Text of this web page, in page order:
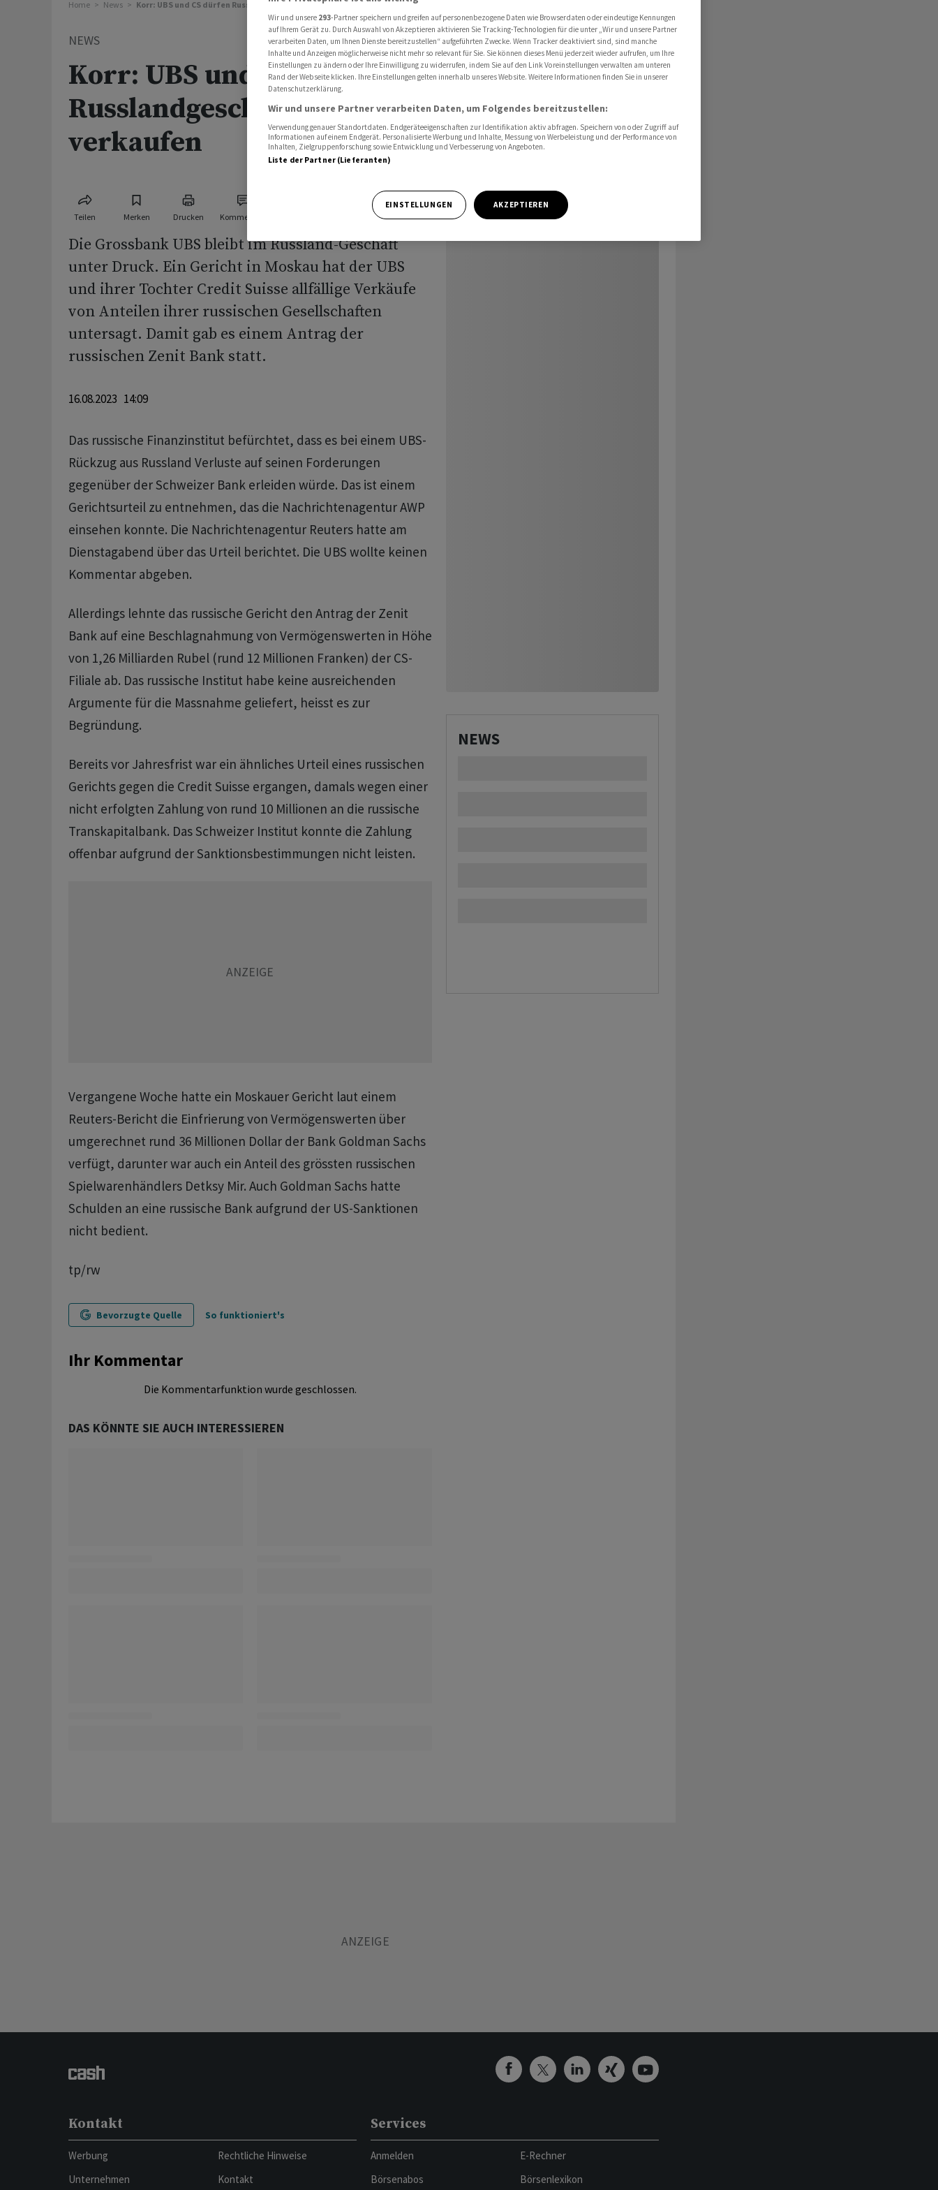
Home News Korr: UBS und CS dürfen Russlandgeschäft nicht verkaufen
NEWS
Korr: UBS und CS dürfen
Russlandgeschäft nicht
verkaufen
Teilen Merken Drucken Kommentare
Die Grossbank UBS bleibt im Russland-Geschäft
unter Druck. Ein Gericht in Moskau hat der UBS
und ihrer Tochter Credit Suisse allfällige Verkäufe
von Anteilen ihrer russischen Gesellschaften
untersagt. Damit gab es einem Antrag der
russischen Zenit Bank statt.
16.08.2023 14:09
Das russische Finanzinstitut befürchtet, dass es bei einem UBS-
Rückzug aus Russland Verluste auf seinen Forderungen
gegenüber der Schweizer Bank erleiden würde. Das ist einem
Gerichtsurteil zu entnehmen, das die Nachrichtenagentur AWP
einsehen konnte. Die Nachrichtenagentur Reuters hatte am
Dienstagabend über das Urteil berichtet. Die UBS wollte keinen
Kommentar abgeben.
Allerdings lehnte das russische Gericht den Antrag der Zenit
Bank auf eine Beschlagnahmung von Vermögenswerten in Höhe
von 1,26 Milliarden Rubel (rund 12 Millionen Franken) der CS-
Filiale ab. Das russische Institut habe keine ausreichenden
Argumente für die Massnahme geliefert, heisst es zur
Begründung.
Bereits vor Jahresfrist war ein ähnliches Urteil eines russischen
Gerichts gegen die Credit Suisse ergangen, damals wegen einer
nicht erfolgten Zahlung von rund 10 Millionen an die russische
Transkapitalbank. Das Schweizer Institut konnte die Zahlung
offenbar aufgrund der Sanktionsbestimmungen nicht leisten.
Vergangene Woche hatte ein Moskauer Gericht laut einem
Reuters-Bericht die Einfrierung von Vermögenswerten über
umgerechnet rund 36 Millionen Dollar der Bank Goldman Sachs
verfügt, darunter war auch ein Anteil des grössten russischen
Spielwarenhändlers Detksy Mir. Auch Goldman Sachs hatte
Schulden an eine russische Bank aufgrund der US-Sanktionen
nicht bedient.
tp/rw
Bevorzugte Quelle So funktioniert's
Ihr Kommentar
Die Kommentarfunktion wurde geschlossen.
DAS KÖNNTE SIE AUCH INTERESSIEREN
NEWS
Kontakt
Werbung
Unternehmen
Rechtliche Hinweise
Kontakt
Services
Anmelden
Börsenabos
E-Rechner
Börsenlexikon
Wir und unsere 293-Partner speichern und greifen auf personenbezogene Daten wie Browserdaten oder eindeutige Kennungen
auf Ihrem Gerät zu. Durch Auswahl von Akzeptieren aktivieren Sie Tracking-Technologien für die unter „Wir und unsere Partner
verarbeiten Daten, um Ihnen Dienste bereitzustellen“ aufgeführten Zwecke. Wenn Tracker deaktiviert sind, sind manche
Inhalte und Anzeigen möglicherweise nicht mehr so relevant für Sie. Sie können dieses Menü jederzeit wieder aufrufen, um Ihre
Einstellungen zu ändern oder Ihre Einwilligung zu widerrufen, indem Sie auf den Link Voreinstellungen verwalten am unteren
Rand der Webseite klicken. Ihre Einstellungen gelten innerhalb unseres Website. Weitere Informationen finden Sie in unserer
Datenschutzerklärung.
Wir und unsere Partner verarbeiten Daten, um Folgendes bereitzustellen:
Verwendung genauer Standortdaten. Endgeräteeigenschaften zur Identifikation aktiv abfragen. Speichern von oder Zugriff auf
Informationen auf einem Endgerät. Personalisierte Werbung und Inhalte, Messung von Werbeleistung und der Performance von
Inhalten, Zielgruppenforschung sowie Entwicklung und Verbesserung von Angeboten.
Liste der Partner (Lieferanten)
EINSTELLUNGEN AKZEPTIEREN